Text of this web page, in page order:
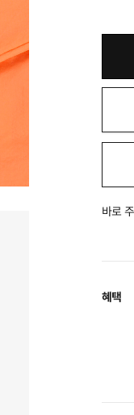
바로
혜택